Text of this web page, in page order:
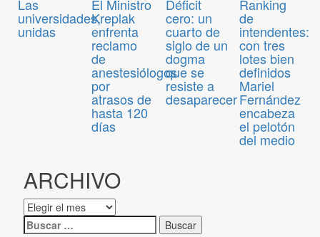
Las
universidades,
unidas
El Ministro
Kreplak
enfrenta
reclamo
de
anestesiólogos
por
atrasos de
hasta 120
días
Déficit
cero: un
cuarto de
siglo de un
dogma
que se
resiste a
desaparecer
Ranking
de
intendentes:
con tres
lotes bien
definidos
Mariel
Fernández
encabeza
el pelotón
del medio
ARCHIVO